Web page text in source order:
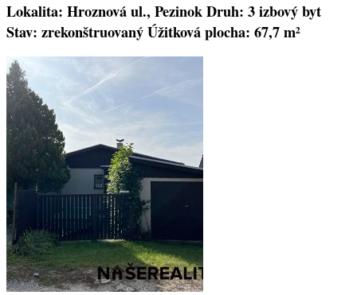
Lokalita: Hroznová ul., PezinokDruh: 3 izbový byt
Stav: zrekonštruovanýÚžitková plocha: 67,7 m²